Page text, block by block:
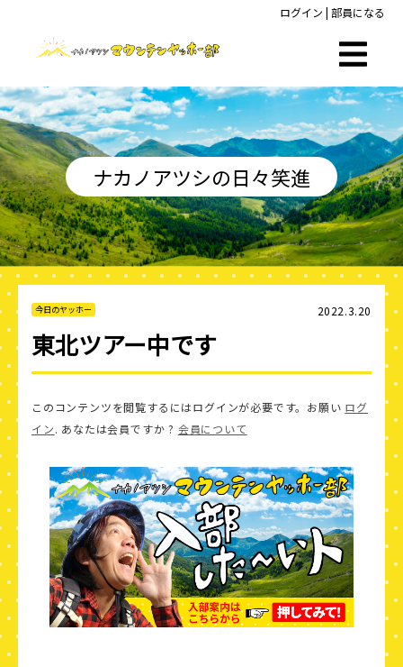
ログイン | 部員になる
ナカノアツシの日々笑進
今日のヤッホー 2022.3.20
東北ツアー中です
このコンテンツを閲覧するにはログインが必要です。お願い ログ
イン. あなたは会員ですか ? 会員について